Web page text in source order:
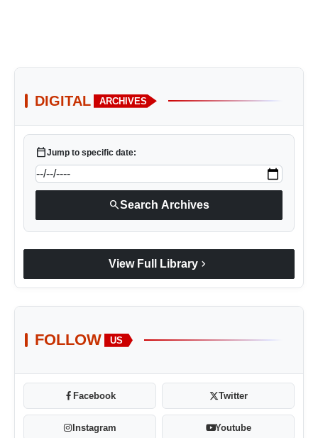
DIGITAL ARCHIVES
calendar_todayJump to specific date:
searchSearch Archives
View Full Library chevron_right
FOLLOW US
Facebook Twitter
Instagram Youtube